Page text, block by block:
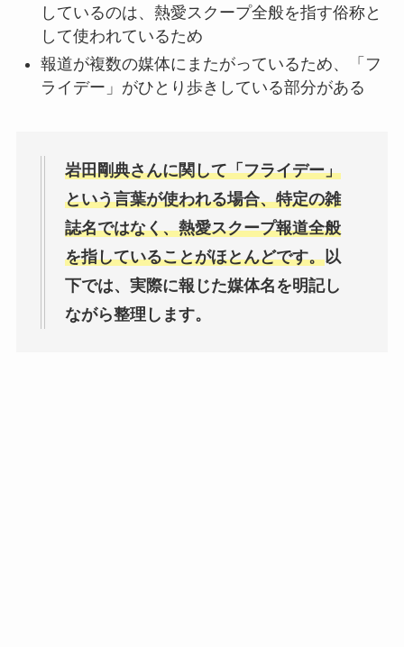
しているのは、熱愛スクープ全般を指す俗称と
して使われているため
報道が複数の媒体にまたがっているため、「フ
ライデー」がひとり歩きしている部分がある
岩田剛典さんに関して「フライデー」
という言葉が使われる場合、特定の雑
誌名ではなく、熱愛スクープ報道全般
を指していることがほとんどです。以
下では、実際に報じた媒体名を明記し
ながら整理します。